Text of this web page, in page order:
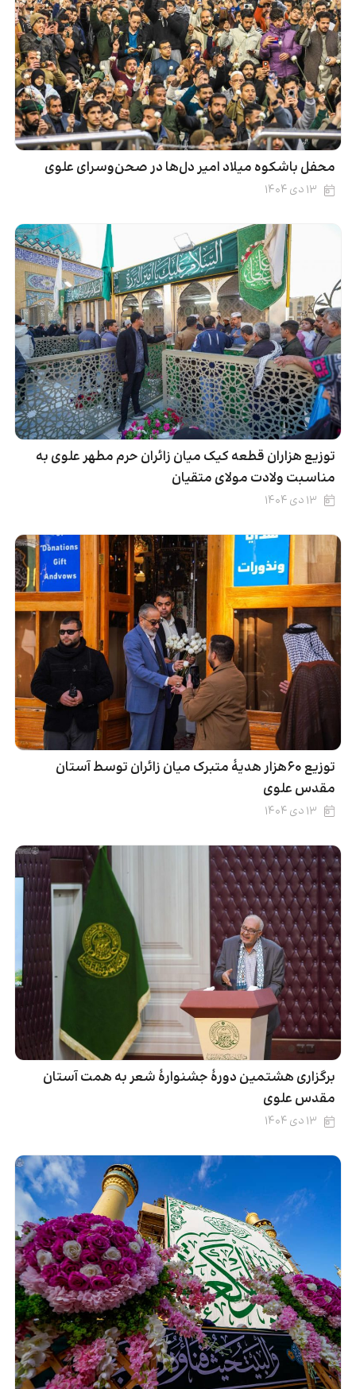
محفل باشکوه میلاد امیر دل‌ها در صحن‌وسرای علوی
۱۳ دی ۱۴۰۴
توزیع هزاران قطعه کیک میان زائران حرم مطهر علوی به
مناسبت ولادت مولای متقیان
۱۳ دی ۱۴۰۴
توزیع ۶۰هزار هدیۀ متبرک میان زائران توسط آستان
مقدس علوی
۱۳ دی ۱۴۰۴
برگزاری هشتمین دورۀ جشنوارۀ شعر به همت آستان
مقدس علوی
۱۳ دی ۱۴۰۴